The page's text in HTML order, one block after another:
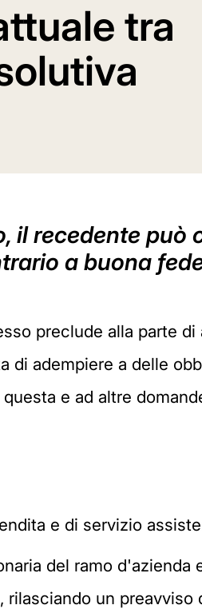
tra
il recedente può
a buona
preclude alla parte
di adempiere a delle
e ad altre
e di servizio
del ramo
un preavviso